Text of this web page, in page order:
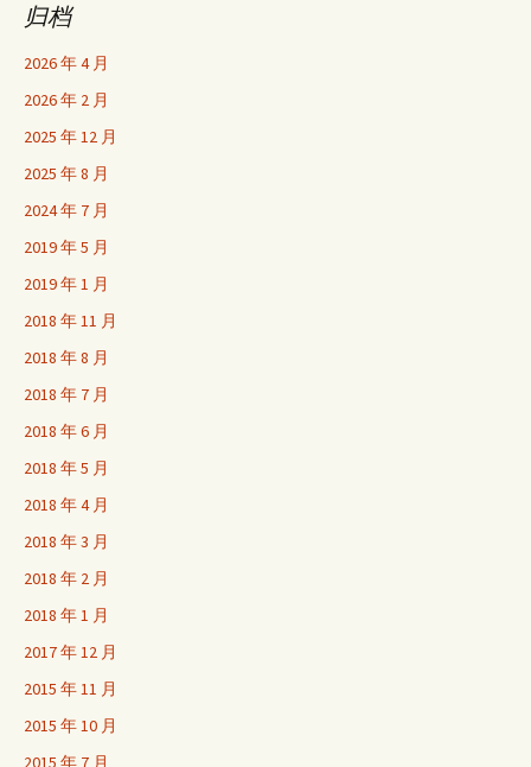
归档
2026 年 4 月
2026 年 2 月
2025 年 12 月
2025 年 8 月
2024 年 7 月
2019 年 5 月
2019 年 1 月
2018 年 11 月
2018 年 8 月
2018 年 7 月
2018 年 6 月
2018 年 5 月
2018 年 4 月
2018 年 3 月
2018 年 2 月
2018 年 1 月
2017 年 12 月
2015 年 11 月
2015 年 10 月
2015 年 7 月